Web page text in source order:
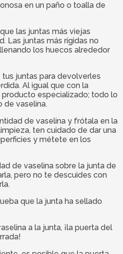
en un paño o toalla de
las juntas más viejas
Las juntas más rígidas no
los huecos alrededor
juntas para devolverles
Al igual que con la
producto especializado; todo lo
de vaselina.
de vaselina y frótala en la
ten cuidado de dar una
y métete en los
de vaselina sobre la junta de
pero no te descuides con
que la junta ha sellado
a la junta, ¡la puerta del